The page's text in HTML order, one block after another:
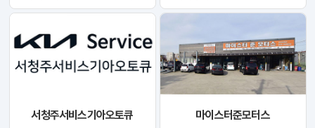
서청주서비스기아오토큐
마이스터준모터스